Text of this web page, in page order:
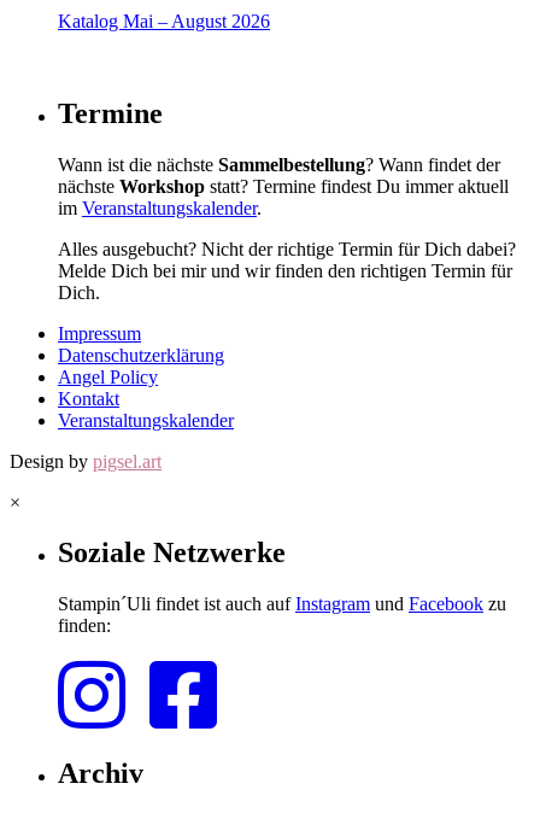
Katalog Mai – August 2026
Termine
Wann ist die nächste Sammelbestellung? Wann findet der
nächste Workshop statt? Termine findest Du immer aktuell
im Veranstaltungskalender.
Alles ausgebucht? Nicht der richtige Termin für Dich dabei?
Melde Dich bei mir und wir finden den richtigen Termin für
Dich.
Impressum
Datenschutzerklärung
Angel Policy
Kontakt
Veranstaltungskalender
Design by pigsel.art
×
Soziale Netzwerke
Stampin´Uli findet ist auch aufInstagram und Facebook zu
finden:
Archiv